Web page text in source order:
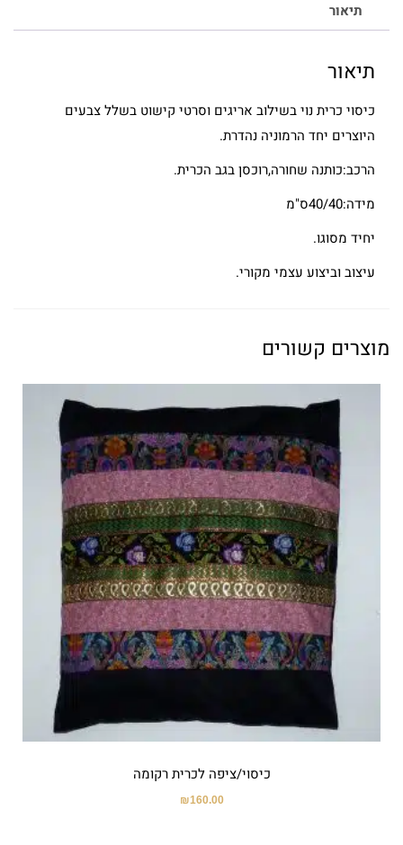
תיאור
תיאור
כיסוי כרית נוי בשילוב אריגים וסרטי קישוט בשלל צבעים
היוצרים יחד הרמוניה נהדרת.
הרכב:כותנה שחורה,רוכסן בגב הכרית.
מידה:40/40ס"מ
יחיד מסוגו.
עיצוב וביצוע עצמי מקורי.
מוצרים קשורים
כיסוי/ציפה לכרית רקומה
₪160.00